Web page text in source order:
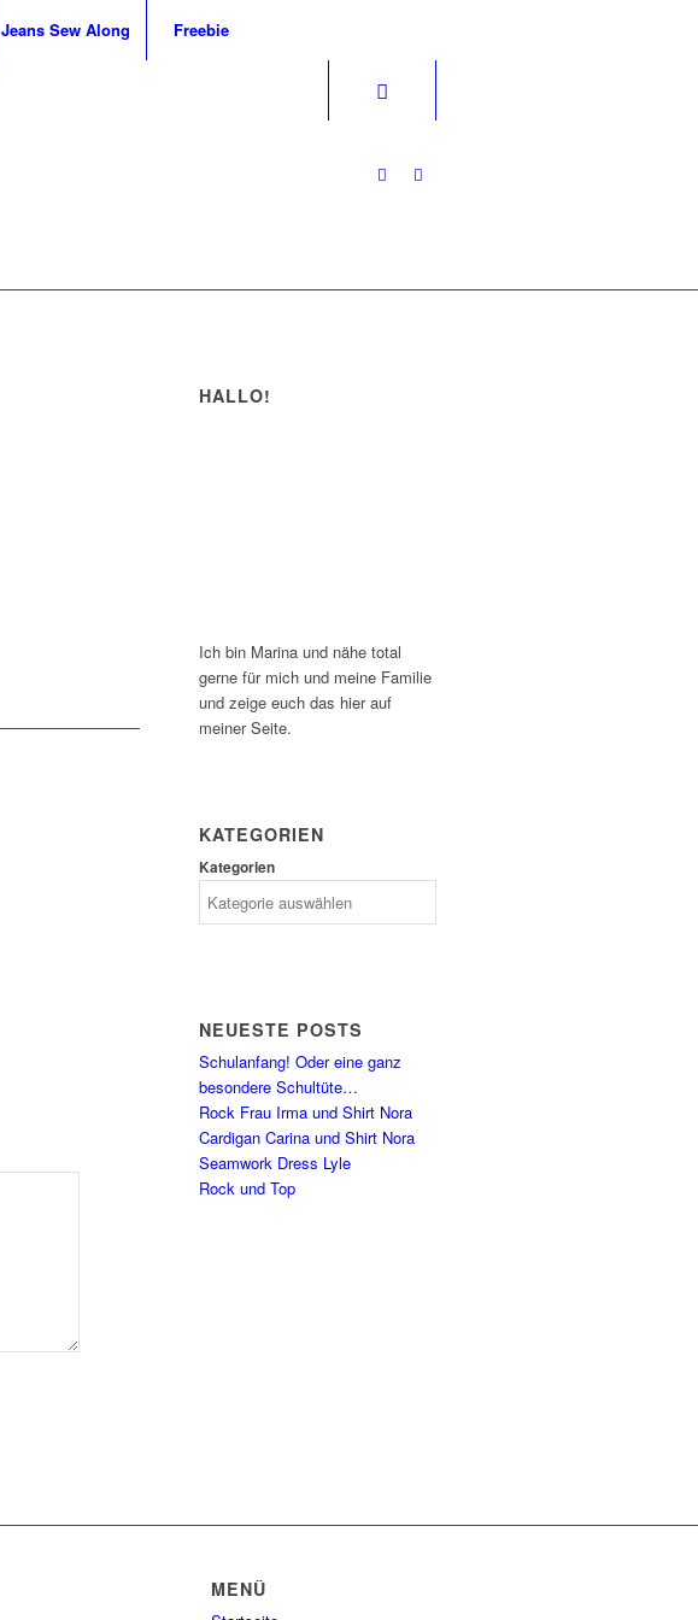
Jeans Sew Along Freebie
HALLO!
Ich bin Marina und nähe total
gerne für mich und meine Familie
und zeige euch das hier auf
meiner Seite.
KATEGORIEN
Kategorien
NEUESTE POSTS
Schulanfang! Oder eine ganz
besondere Schultüte…
Rock Frau Irma und Shirt Nora
Cardigan Carina und Shirt Nora
Seamwork Dress Lyle
Rock und Top
MENÜ